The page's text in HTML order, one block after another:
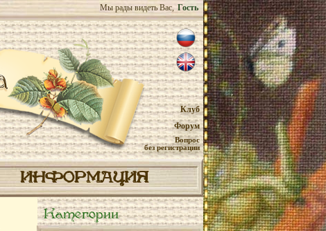
Мы рады видеть Вас, Гость
Клуб
Форум
Вопрос
без регистрации
ИНФОРМАЦИЯ
Категории